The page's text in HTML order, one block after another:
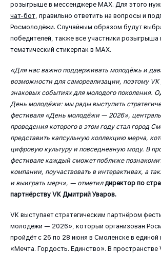
розыгрыше в мессенджере МАХ. Для этого
чат-бот, правильно ответить на вопросы и
Росмолодёжи. Случайным образом будут
победителей, также все участники розыгрыша
тематический стикерпак в МАХ.
«Для нас важно поддерживать молодёжь и
возможности для самореализации, поэтому VK
знаковых событиях для молодого поколения.
День молодёжи: мы рады выступить
фестиваля «День молодёжи — 2026»,
проведения которого в этом году стал город
представить капсульную коллекцию мерча,
цифровую культуру и повседневную моду. В
фестивале каждый сможет поближе
компании, поучаствовать в интерактивах, а
и выиграть мерч», — отметилдиректор по
партнёрству VK Дмитрий Уваров.
VK выступает стратегическим партнёром
молодёжи — 2026», который организован
пройдёт с 26 по 28 июня в Смоленске в единой
«Мечта. Гордость. Единство». В пространстве